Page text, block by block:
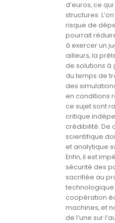
d’euros, ce
structures.
risque de
pourrait
à exercer un
ailleurs, la
de solutions à
du temps de
des
en conditions
ce sujet sont
critique
crédibilité. De
scientifique
et analytique
Enfin, il est
sécurité des
sacrifiée au
coopération
machines, et
de l’une sur